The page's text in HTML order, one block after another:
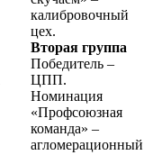
калибровочный
цех.
Вторая группа
Победитель –
ЦПП.
Номинация
«Профсоюзная
команда» –
агломерационный